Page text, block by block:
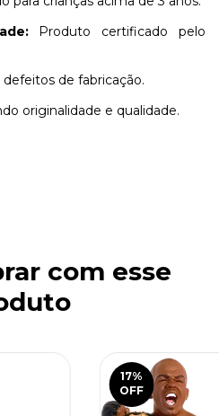
Produto certificado pelo
de fabricação.
originalidade e qualidade.
com esse
17%
OFF